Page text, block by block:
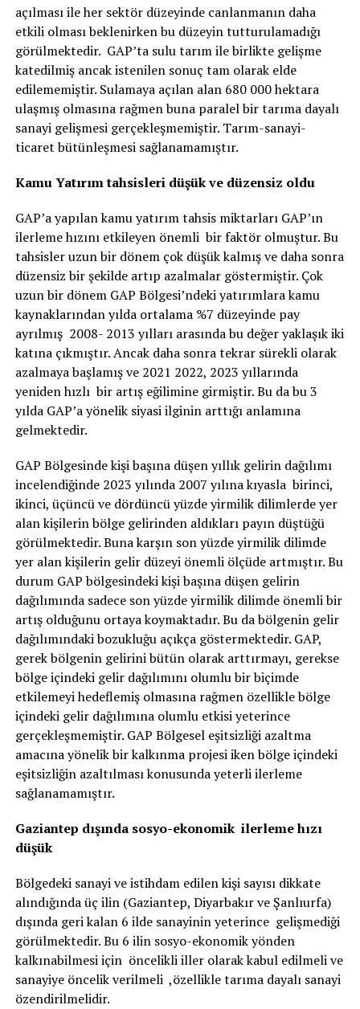
açılması ile her sektör düzeyinde canlanmanın daha
etkili olması beklenirken bu düzeyin tutturulamadığı
görülmektedir. GAP’ta sulu tarım ile birlikte gelişme
katedilmiş ancak istenilen sonuç tam olarak elde
edilememiştir. Sulamaya açılan alan 680 000 hektara
ulaşmış olmasına rağmen buna paralel bir tarıma dayalı
sanayi gelişmesi gerçekleşmemiştir. Tarım-sanayi-
ticaret bütünleşmesi sağlanamamıştır.
Kamu Yatırım tahsisleri düşük ve düzensiz oldu
GAP’a yapılan kamu yatırım tahsis miktarları GAP’ın
ilerleme hızını etkileyen önemli bir faktör olmuştur. Bu
tahsisler uzun bir dönem çok düşük kalmış ve daha sonra
düzensiz bir şekilde artıp azalmalar göstermiştir. Çok
uzun bir dönem GAP Bölgesi’ndeki yatırımlara kamu
kaynaklarından yılda ortalama %7 düzeyinde pay
ayrılmış 2008- 2013 yılları arasında bu değer yaklaşık iki
katına çıkmıştır. Ancak daha sonra tekrar sürekli olarak
azalmaya başlamış ve 2021 2022, 2023 yıllarında
yeniden hızlı bir artış eğilimine girmiştir. Bu da bu 3
yılda GAP’a yönelik siyasi ilginin arttığı anlamına
gelmektedir.
GAP Bölgesinde kişi başına düşen yıllık gelirin dağılımı
incelendiğinde 2023 yılında 2007 yılına kıyasla birinci,
ikinci, üçüncü ve dördüncü yüzde yirmilik dilimlerde yer
alan kişilerin bölge gelirinden aldıkları payın düştüğü
görülmektedir. Buna karşın son yüzde yirmilik dilimde
yer alan kişilerin gelir düzeyi önemli ölçüde artmıştır. Bu
durum GAP bölgesindeki kişi başına düşen gelirin
dağılımında sadece son yüzde yirmilik dilimde önemli bir
artış olduğunu ortaya koymaktadır. Bu da bölgenin gelir
dağılımındaki bozukluğu açıkça göstermektedir. GAP,
gerek bölgenin gelirini bütün olarak arttırmayı, gerekse
bölge içindeki gelir dağılımını olumlu bir biçimde
etkilemeyi hedeflemiş olmasına rağmen özellikle bölge
içindeki gelir dağılımına olumlu etkisi yeterince
gerçekleşmemiştir. GAP Bölgesel eşitsizliği azaltma
amacına yönelik bir kalkınma projesi iken bölge içindeki
eşitsizliğin azaltılması konusunda yeterli ilerleme
sağlanamamıştır.
Gaziantep dışında sosyo-ekonomik ilerleme hızı
düşük
Bölgedeki sanayi ve istihdam edilen kişi sayısı dikkate
alındığında üç ilin (Gaziantep, Diyarbakır ve Şanlıurfa)
dışında geri kalan 6 ilde sanayinin yeterince gelişmediği
görülmektedir. Bu 6 ilin sosyo-ekonomik yönden
kalkınabilmesi için öncelikli iller olarak kabul edilmeli ve
sanayiye öncelik verilmeli ,özellikle tarıma dayalı sanayi
özendirilmelidir.